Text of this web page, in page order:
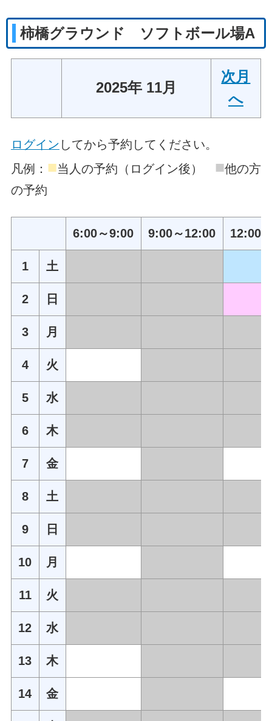
柿橋グラウンド ソフトボール場A
2025年 11月
次月
へ
ログイン してから予約してください。
凡例： ■当人の予約（ログイン後） ■他の方
の予約
6:00～9:00 9:00～12:00 12:00
1 土
2 日
3 月
4 火
5 水
6 木
7 金
8 土
9 日
10 月
11 火
12 水
13 木
14 金